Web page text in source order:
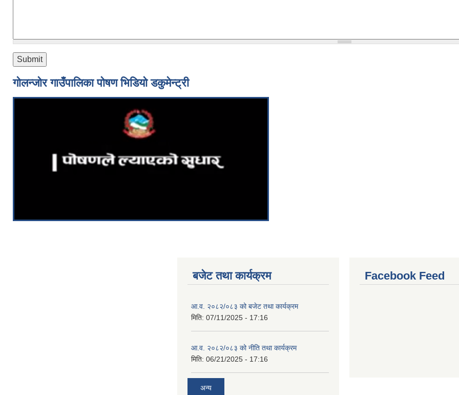
गोलन्जोर गाउँपालिका पोषण भिडियो डकुमेन्ट्री
बजेट तथा कार्यक्रम
आ.व. २०८२/०८३ को बजेट तथा कार्यक्रम
मिति: 07/11/2025 - 17:16
आ.व. २०८२/०८३ को नीति तथा कार्यक्रम
मिति: 06/21/2025 - 17:16
अन्य
Facebook Feed